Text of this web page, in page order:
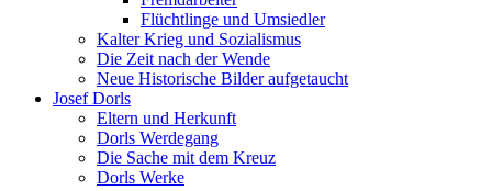
Flüchtlinge und Umsiedler
Kalter Krieg und Sozialismus
Die Zeit nach der Wende
Neue Historische Bilder aufgetaucht
Josef Dorls
Eltern und Herkunft
Dorls Werdegang
Die Sache mit dem Kreuz
Dorls Werke